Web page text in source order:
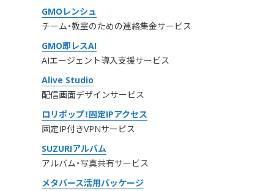
GMOレンシュ
チーム・教室のための連絡集金サービス
GMO即レスAI
AIエージェント導入支援サービス
Alive Studio
配信画面デザインサービス
ロリポップ！固定IPアクセス
固定IP付きVPNサービス
SUZURIアルバム
アルバム・写真共有サービス
メタバース活用パッケージ